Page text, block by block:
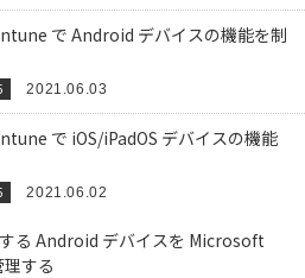
で Android デバイスの機能を制
2021.06.03
で iOS/iPadOS デバイスの機能
2021.06.02
る Android デバイスを Microsoft
する